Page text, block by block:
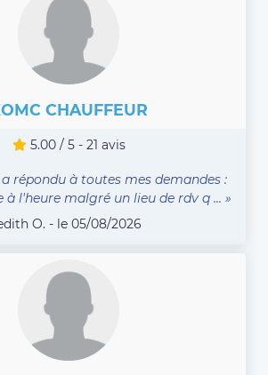
CHAUFFEUR
5.00 / 5 - 21 avis
répondu à toutes mes demandes :
à l'heure malgré un lieu de rdv q ... »
O. - le 05/08/2026